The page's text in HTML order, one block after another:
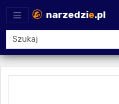
narzedzie.pl